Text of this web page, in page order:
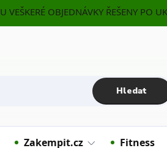
OBJEDNÁVKY ŘEŠENY PO
Hledat
Zakempit.cz Fitness